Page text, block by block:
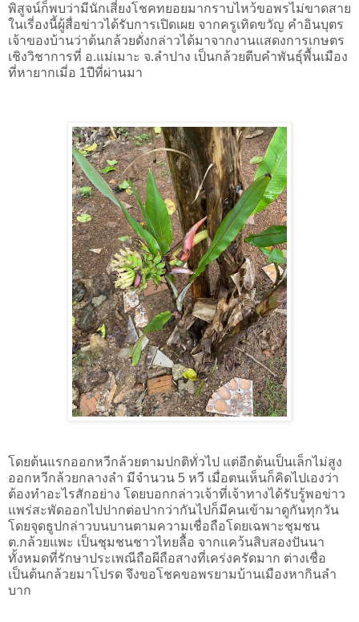
พิสูจน์ก็พบว่ามีนักเสี่ยงโชคทยอยมากราบไหว้ขอพรไม่ขาดสาย
ในเรี่องนี้ผู้สื่อข่าวได้รับการเปิดเผย จากครูเทิดขวัญ คําอินบุตร
เจ้าของบ้านว่าต้นกล้วยดั่งกล่าวได้มาจากงานแสดงการเกษตร
เชิงวิชาการที่ อ.แม่เมาะ จ.ลําปาง เป็นกล้วยตีบคําพันธุ์พื้นเมือง
ที่หายากเมี่อ 1ปีที่ผ่านมา
โดยต้นแรกออกหวีกล้วยตามปกติทั่วไป แต่อีกต้นเป็นเล็กไม่สูง
ออกหวีกล้วยกลางลํา มีจํานวน 5 หวี เมื่อตนเห็นก็คิดไปเองว่า
ต้องทําอะไรสักอย่าง โดยบอกกล่าวเจ้าที่เจ้าทางได้รับรู้พอข่าว
แพร่สะพัดออกไปปากต่อปากว่ากันไปก็มีคนเข้ามาดูกันทุกวัน
โดยจุดธูปกล่าวบนบานตามความเชื่อถือโดยเฉพาะชุมชน
ต.กล้วยแพะ เป็นชุมชนชาวไทยลื้อ จากแคว้นสิบสองปันนา
ทั้งหมดที่รักษาประเพณีถือผีถือสางที่เคร่งครัดมาก ต่างเชื่อ
เป็นต้นกล้วยมาโปรด จึงขอโชคขอพรยามบ้านเมืองหากินลํา
บาก